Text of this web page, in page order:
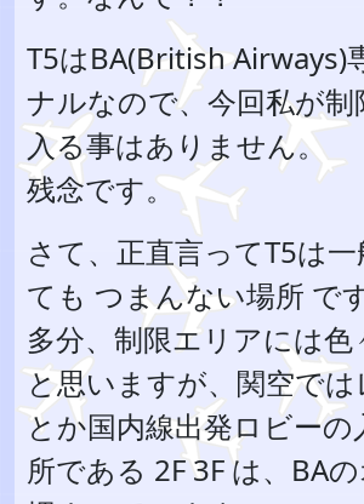
T5はBA(British Airways)
ナルなので、今回私が制
入る事はありません。
残念です。
さて、正直言ってT5は
ても つまんない場所 です
多分、制限エリアには
と思いますが、関空で
とか国内線出発ロビー
所である 2F 3F は、BA